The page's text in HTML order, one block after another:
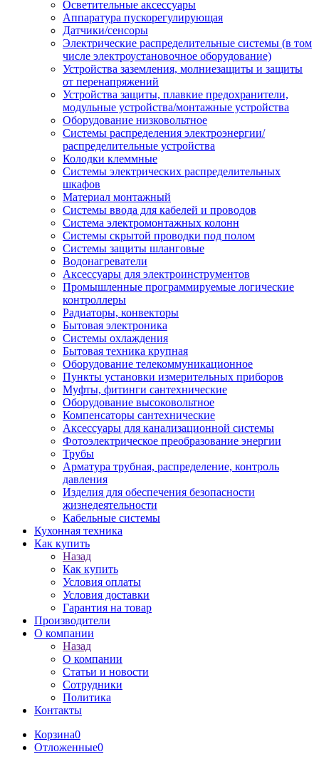
Осветительные аксессуары
Аппаратура пускорегулирующая
Датчики/сенсоры
Электрические распределительные системы (в том
числе электроустановочное оборудование)
Устройства заземления, молниезащиты и защиты
от перенапряжений
Устройства защиты, плавкие предохранители,
модульные устройства/монтажные устройства
Оборудование низковольтное
Системы распределения электроэнергии/
распределительные устройства
Колодки клеммные
Системы электрических распределительных
шкафов
Материал монтажный
Системы ввода для кабелей и проводов
Система электромонтажных колонн
Системы скрытой проводки под полом
Системы защиты шланговые
Водонагреватели
Аксессуары для электроинструментов
Промышленные программируемые логические
контроллеры
Радиаторы, конвекторы
Бытовая электроника
Системы охлаждения
Бытовая техника крупная
Оборудование телекоммуникационное
Пункты установки измерительных приборов
Муфты, фитинги сантехнические
Оборудование высоковольтное
Компенсаторы сантехнические
Аксессуары для канализационной системы
Фотоэлектрическое преобразование энергии
Трубы
Арматура трубная, распределение, контроль
давления
Изделия для обеспечения безопасности
жизнедеятельности
Кабельные системы
Кухонная техника
Как купить
Назад
Как купить
Условия оплаты
Условия доставки
Гарантия на товар
Производители
О компании
Назад
О компании
Статьи и новости
Сотрудники
Политика
Контакты
Корзина0
Отложенные0